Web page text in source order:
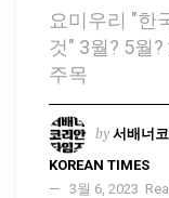
요미우리 "한
것" 3월? 5월
주목
by 서배너
KOREAN TIMES
3월 6, 2023